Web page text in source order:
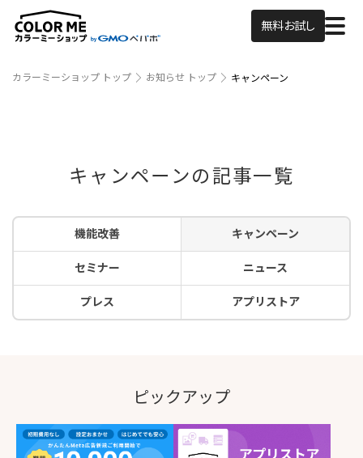
無料お試し
カラーミーショップ トップ お知らせ トップ キャンペーン
キャンペーンの記事一覧
機能改善 キャンペーン
セミナー ニュース
プレス アプリストア
ピックアップ